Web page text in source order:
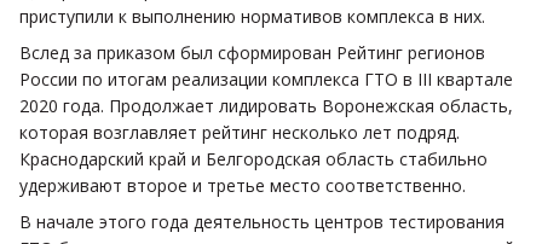
приступили к выполнению нормативов комплекса в них.
Вслед за приказом был сформирован Рейтинг регионов
России по итогам реализации комплекса ГТО в III квартале
2020 года. Продолжает лидировать Воронежская область,
которая возглавляет рейтинг несколько лет подряд.
Краснодарский край и Белгородская область стабильно
удерживают второе и третье место соответственно.
В начале этого года деятельность центров тестирования